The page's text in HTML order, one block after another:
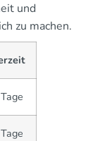
und
zu machen.